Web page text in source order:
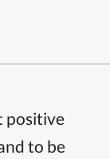
positive
to be